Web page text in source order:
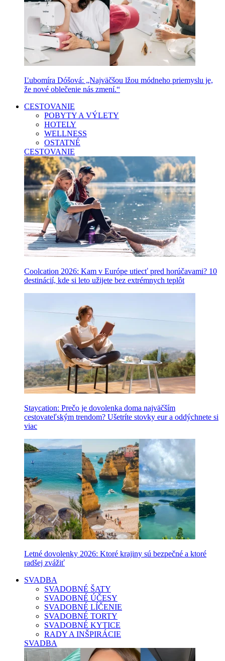
Ľubomíra Dóšová: „Najväčšou lžou módneho priemyslu je,
že nové oblečenie nás zmení.“
CESTOVANIE
POBYTY A VÝLETY
HOTELY
WELLNESS
OSTATNÉ
CESTOVANIE
Coolcation 2026: Kam v Európe utiecť pred horúčavami? 10
destinácií, kde si leto užijete bez extrémnych teplôt
Staycation: Prečo je dovolenka doma najväčším
cestovateľským trendom? Ušetríte stovky eur a oddýchnete si
viac
Letné dovolenky 2026: Ktoré krajiny sú bezpečné a ktoré
radšej zvážiť
SVADBA
SVADOBNÉ ŠATY
SVADOBNÉ ÚČESY
SVADOBNÉ LÍČENIE
SVADOBNÉ TORTY
SVADOBNÉ KYTICE
RADY A INŠPIRÁCIE
SVADBA